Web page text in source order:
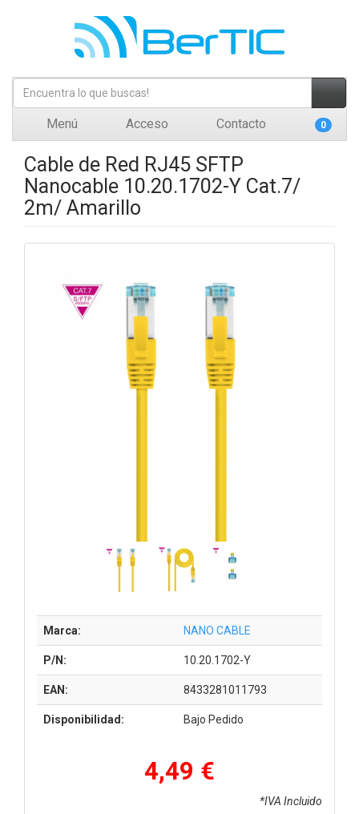
Menú Acceso Contacto 0
Cable de Red RJ45 SFTP
Nanocable 10.20.1702-Y Cat.7/
2m/ Amarillo
Marca: NANO CABLE
P/N: 10.20.1702-Y
EAN: 8433281011793
Disponibilidad: Bajo Pedido
4,49 €
*IVA Incluido